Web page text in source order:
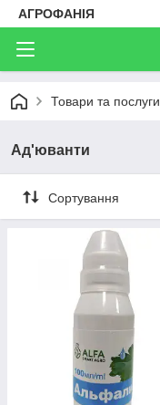
АГРОФАНІЯ
Товари та послуги
Ад'юванти
Сортування